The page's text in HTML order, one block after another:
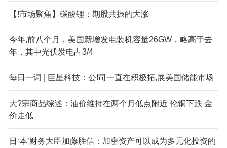
【!市场聚焦】碳酸锂：期股共振的大涨
今年,前八个月，美国新增发电装机容量26GW，略高于去
年，其中光伏发电占3/4
每日一词 | 巨星科技：公!司一直在积极拓,展美国储能市场
大?宗商品综述：油价维持在两个月低点附近 伦铜下跌 金
价走低
日‘本’财务大臣加藤胜信：加密资产可以成为多元化投资的